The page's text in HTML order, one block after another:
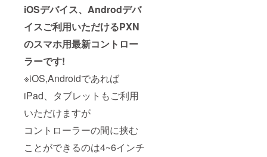
iOSデバイス、Androdデバ
イスご利用いただけるPXN
のスマホ用最新コントロー
ラーです!
※iOS,Androidであれば
iPad、タブレットもご利用
いただけますが
コントローラーの間に挟む
ことができるのは4~6インチ